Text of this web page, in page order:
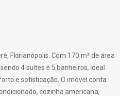
Florianópolis. Com 170 m² de área
4 suítes e 5 banheiros, ideal
e sofisticação. O imóvel conta
cozinha americana,